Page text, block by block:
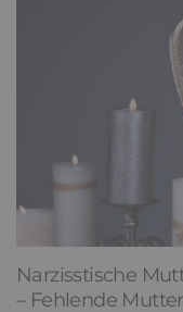
Narzisstische
– Fehlende